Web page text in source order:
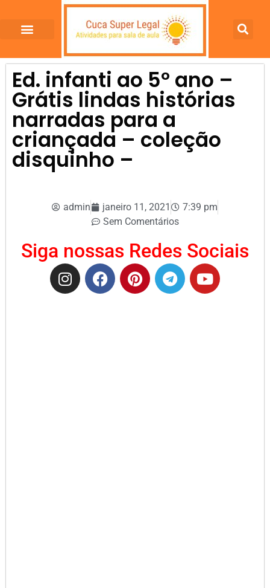
Ed. infanti ao 5º ano –
Grátis lindas histórias
narradas para a
criançada – coleção
disquinho –
admin janeiro 11, 2021
7:39 pm
Sem Comentários
Siga nossas Redes Sociais